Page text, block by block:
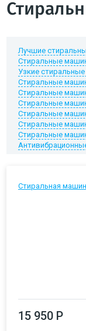
Лучшие
Стиральные
Узкие
Стиральные
Стиральные
Стиральные
Стиральные
Стиральные
Стиральные
Стиральная
15 950 Р